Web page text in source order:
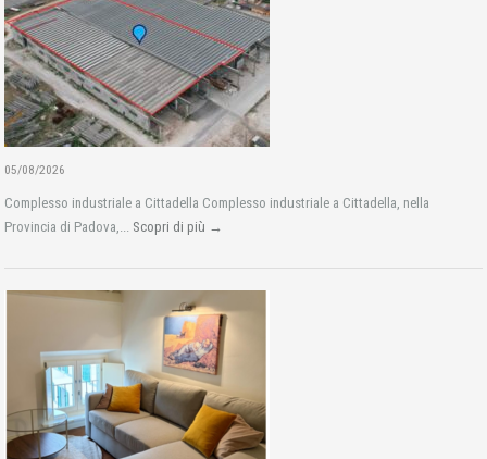
05/08/2026
Complesso industriale a Cittadella Complesso industriale a Cittadella, nella
Provincia di Padova,... Scopri di più →